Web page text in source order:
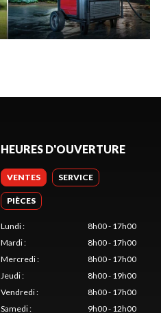
HEURES D'OUVERTURE
VENTES SERVICE
PIÈCES
Lundi:
8h00 - 17h00
Mardi:
8h00 - 17h00
Mercredi:
8h00 - 17h00
Jeudi:
8h00 - 19h00
Vendredi:
8h00 - 17h00
Samedi: 9h00 - 12h00